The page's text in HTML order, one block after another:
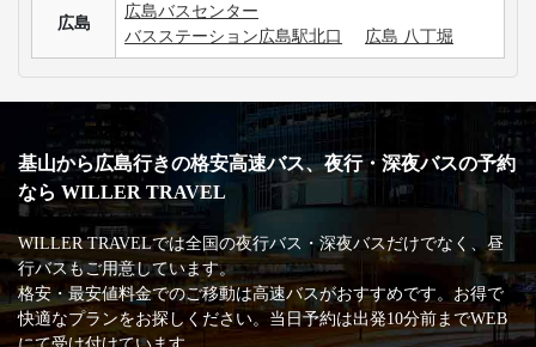
広島
広島バスセンター
バスステーション広島駅北口
広島 八丁堀
基山から広島行きの格安高速バス、夜行・深夜バスの予約
なら WILLER TRAVEL
WILLER TRAVELでは全国の夜行バス・深夜バスだけでなく、昼
行バスもご用意しています。
格安・最安値料金でのご移動は高速バスがおすすめです。お得で
快適なプランをお探しください。当日予約は出発10分前までWEB